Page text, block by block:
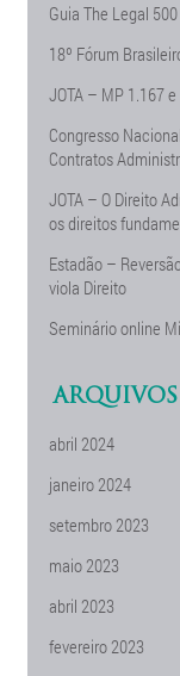
Guia The Legal 500
18º Fórum
JOTA – MP 1.167
Congresso
Contratos
JOTA – O Direito
os direitos
Estadão –
viola Direito
Seminário online
ARQUIVOS
abril 2024
janeiro 2024
setembro 2023
maio 2023
abril 2023
fevereiro 2023